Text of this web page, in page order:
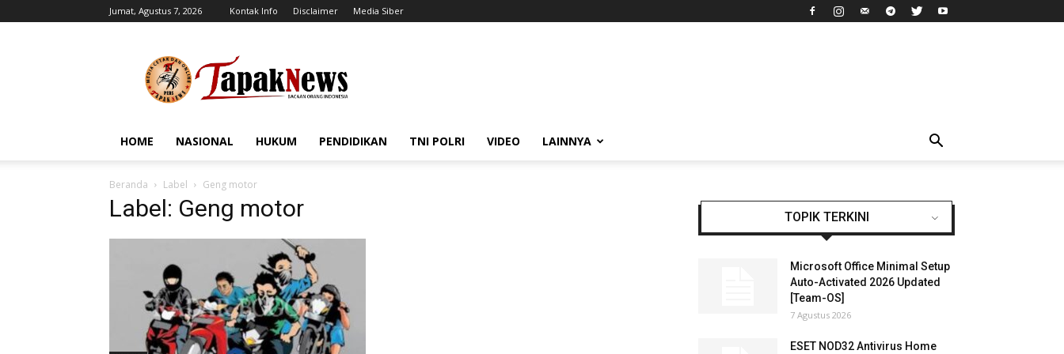
Jumat, Agustus 7, 2026 Kontak Info Disclaimer Media Siber
HOME NASIONAL HUKUM PENDIDIKAN TNI POLRI VIDEO LAINNYA
Beranda Label Geng motor
Label: Geng motor TOPIK TERKINI
Microsoft Office Minimal Setup
Auto-Activated 2026 Updated
[Team-OS]
7 Agustus 2026
ESET NOD32 Antivirus Home